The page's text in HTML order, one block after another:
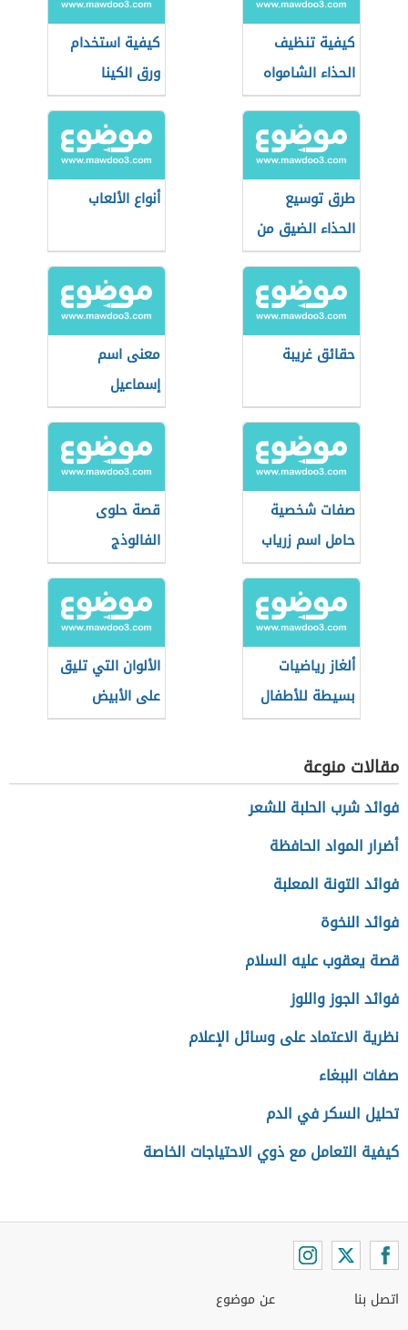
كيفية تنظيف
الحذاء الشامواه
كيفية استخدام
ورق الكينا
طرق توسيع
الحذاء الضيق من
الأمام
أنواع الألعاب
حقائق غريبة
معنى اسم
إسماعيل
صفات شخصية
حامل اسم زرياب
قصة حلوى
الفالوذج
ألغاز رياضيات
بسيطة للأطفال
الألوان التي تليق
على الأبيض
والأسود
مقالات منوعة
فوائد شرب الحلبة للشعر
أضرار المواد الحافظة
فوائد التونة المعلبة
فوائد النخوة
قصة يعقوب عليه السلام
فوائد الجوز واللوز
نظرية الاعتماد على وسائل الإعلام
صفات الببغاء
تحليل السكر في الدم
كيفية التعامل مع ذوي الاحتياجات الخاصة
اتصل بنا
عن موضوع